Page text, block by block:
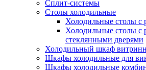
Сплит-системы
Столы холодильные
Холодильные столы
Холодильные столы с
стеклянными дверями
Холодильный шкаф
Шкафы холодильные для
Шкафы холодильные